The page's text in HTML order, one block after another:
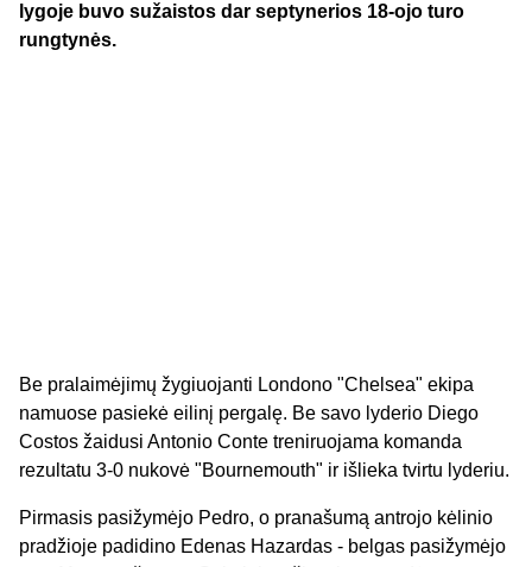
lygoje buvo sužaistos dar septynerios 18-ojo turo
rungtynės.
Be pralaimėjimų žygiuojanti Londono "Chelsea" ekipa
namuose pasiekė eilinį pergalę. Be savo lyderio Diego
Costos žaidusi Antonio Conte treniruojama komanda
rezultatu 3-0 nukovė "Bournemouth" ir išlieka tvirtu lyderiu.
Pirmasis pasižymėjo Pedro, o pranašumą antrojo kėlinio
pradžioje padidino Edenas Hazardas - belgas pasižymėjo